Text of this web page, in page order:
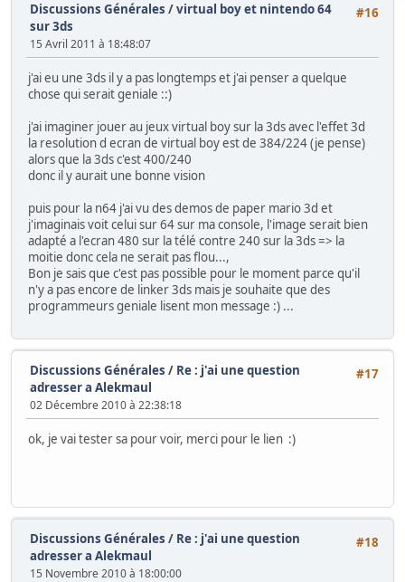
#16
Discussions Générales /virtual boy et nintendo 64
sur 3ds
15 Avril 2011 à 18:48:07
j'ai eu une 3ds il y a pas longtemps et j'ai penser a quelque
chose qui serait geniale ::)
j'ai imaginer jouer au jeux virtual boy sur la 3ds avec l'effet 3d
la resolution d ecran de virtual boy est de 384/224 (je pense)
alors que la 3ds c'est 400/240
donc il y aurait une bonne vision
puis pour la n64 j'ai vu des demos de paper mario 3d et
j'imaginais voit celui sur 64 sur ma console, l'image serait bien
adapté a l'ecran 480 sur la télé contre 240 sur la 3ds => la
moitie donc cela ne serait pas flou...,
Bon je sais que c'est pas possible pour le moment parce qu'il
n'y a pas encore de linker 3ds mais je souhaite que des
programmeurs geniale lisent mon message :) ...
#17
Discussions Générales / Re : j'ai une question
adresser a Alekmaul
02 Décembre 2010 à 22:38:18
ok, je vai tester sa pour voir, merci pour le lien :)
#18
Discussions Générales / Re : j'ai une question
adresser a Alekmaul
15 Novembre 2010 à 18:00:00